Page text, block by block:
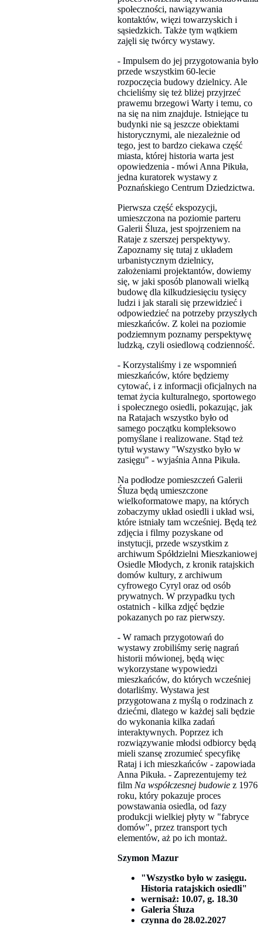
społeczności, nawiązywania
kontaktów, więzi towarzyskich i
sąsiedzkich. Także tym wątkiem
zajęli się twórcy wystawy.
- Impulsem do jej przygotowania było
przede wszystkim 60-lecie
rozpoczęcia budowy dzielnicy. Ale
chcieliśmy się też bliżej przyjrzeć
prawemu brzegowi Warty i temu, co
na się na nim znajduje. Istniejące tu
budynki nie są jeszcze obiektami
historycznymi, ale niezależnie od
tego, jest to bardzo ciekawa część
miasta, której historia warta jest
opowiedzenia - mówi Anna Pikuła,
jedna kuratorek wystawy z
Poznańskiego Centrum Dziedzictwa.
Pierwsza część ekspozycji,
umieszczona na poziomie parteru
Galerii Śluza, jest spojrzeniem na
Rataje z szerszej perspektywy.
Zapoznamy się tutaj z układem
urbanistycznym dzielnicy,
założeniami projektantów, dowiemy
się, w jaki sposób planowali wielką
budowę dla kilkudziesięciu tysięcy
ludzi i jak starali się przewidzieć i
odpowiedzieć na potrzeby przyszłych
mieszkańców. Z kolei na poziomie
podziemnym poznamy perspektywę
ludzką, czyli osiedlową codzienność.
- Korzystaliśmy i ze wspomnień
mieszkańców, które będziemy
cytować, i z informacji oficjalnych na
temat życia kulturalnego, sportowego
i społecznego osiedli, pokazując, jak
na Ratajach wszystko było od
samego początku kompleksowo
pomyślane i realizowane. Stąd też
tytuł wystawy "Wszystko było w
zasięgu" - wyjaśnia Anna Pikuła.
Na podłodze pomieszczeń Galerii
Śluza będą umieszczone
wielkoformatowe mapy, na których
zobaczymy układ osiedli i układ wsi,
które istniały tam wcześniej. Będą też
zdjęcia i filmy pozyskane od
instytucji, przede wszystkim z
archiwum Spółdzielni Mieszkaniowej
Osiedle Młodych, z kronik ratajskich
domów kultury, z archiwum
cyfrowego Cyryl oraz od osób
prywatnych. W przypadku tych
ostatnich - kilka zdjęć będzie
pokazanych po raz pierwszy.
- W ramach przygotowań do
wystawy zrobiliśmy serię nagrań
historii mówionej, będą więc
wykorzystane wypowiedzi
mieszkańców, do których wcześniej
dotarliśmy. Wystawa jest
przygotowana z myślą o rodzinach z
dziećmi, dlatego w każdej sali będzie
do wykonania kilka zadań
interaktywnych. Poprzez ich
rozwiązywanie młodsi odbiorcy będą
mieli szansę zrozumieć specyfikę
Rataj i ich mieszkańców - zapowiada
Anna Pikuła. - Zaprezentujemy też
film Na współczesnej budowie z 1976
roku, który pokazuje proces
powstawania osiedla, od fazy
produkcji wielkiej płyty w "fabryce
domów", przez transport tych
elementów, aż po ich montaż.
Szymon Mazur
"Wszystko było w zasięgu.
Historia ratajskich osiedli"
wernisaż: 10.07, g. 18.30
Galeria Śluza
czynna do 28.02.2027